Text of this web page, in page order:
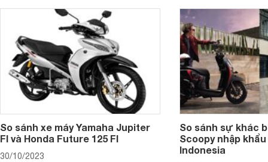
So sánh xe máy Yamaha Jupiter
FI và Honda Future 125 FI
30/10/2023
So sánh sự khác
Scoopy nhập
Indonesia